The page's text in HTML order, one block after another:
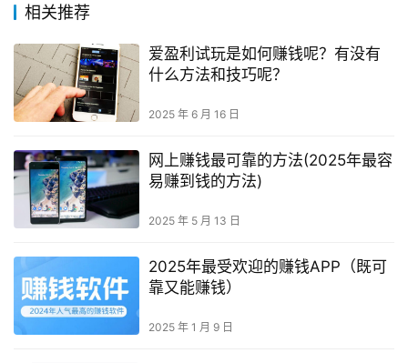
相关推荐
爱盈利试玩是如何赚钱呢？有没有
什么方法和技巧呢？
2025 年 6 月 16 日
网上赚钱最可靠的方法(2025年最容
易赚到钱的方法)
2025 年 5 月 13 日
2025年最受欢迎的赚钱APP（既可
靠又能赚钱）
2025 年 1 月 9 日